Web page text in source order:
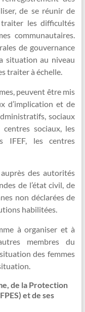
de se réunir de
les difficultés
communautaires.
de gouvernance
situation au niveau
traiter à échelle.
peuvent être mis
d’implication et de
sociaux
sociaux, les
IFEF, les centres
des autorités
de l’état civil, de
non déclarées de
habilitées.
à organiser et à
membres du
des femmes
de la Protection
et de ses